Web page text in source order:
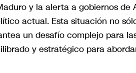
y la alerta a gobiernos
actual. Esta situación no
un desafío complejo para
y estratégico para